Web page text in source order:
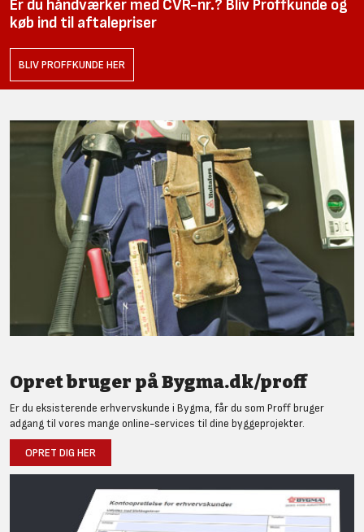
Er du håndværker med CVR-nr.? Bliv Proffkunde og
køb ind til aftalepriser
BLIV PROFFKUNDE HER
Opret bruger på Bygma.dk/proff
Er du eksisterende erhvervskunde i Bygma, får du som Proff bruger
adgang til vores mange online-services til dine byggeprojekter.
OPRET DIG HER